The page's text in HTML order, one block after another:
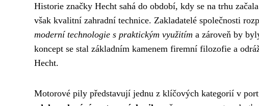
Historie značky Hecht sahá do období, kdy se na trhu
však kvalitní zahradní technice. Zakladatelé společnosti
moderní technologie s praktickým využitím a zároveň by
koncept se stal základním kamenem firemní filozofie a
Hecht.
Motorové pily představují jednu z klíčových kategorií v